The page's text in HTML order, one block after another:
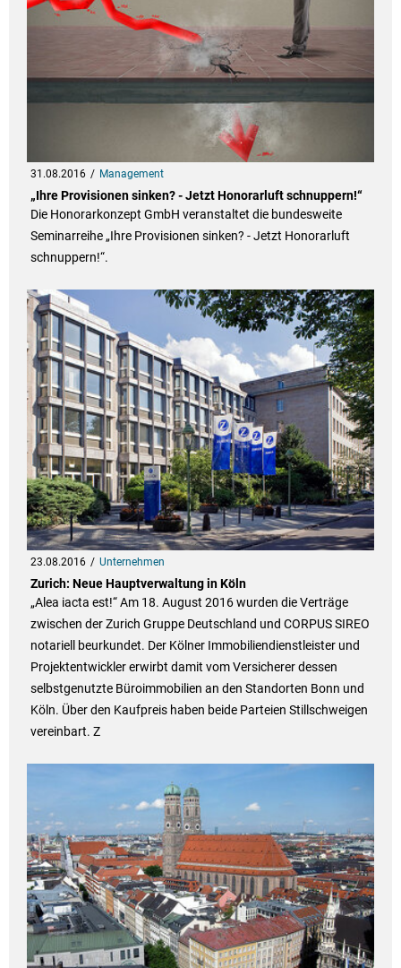
31.08.2016 Management
„Ihre Provisionen sinken? - Jetzt Honorarluft schnuppern!“
Die Honorarkonzept GmbH veranstaltet die bundesweite
Seminarreihe „Ihre Provisionen sinken? - Jetzt Honorarluft
schnuppern!“.
23.08.2016 Unternehmen
Zurich: Neue Hauptverwaltung in Köln
„Alea iacta est!“ Am 18. August 2016 wurden die Verträge
zwischen der Zurich Gruppe Deutschland und CORPUS SIREO
notariell beurkundet. Der Kölner Immobiliendienstleister und
Projektentwickler erwirbt damit vom Versicherer dessen
selbstgenutzte Büroimmobilien an den Standorten Bonn und
Köln. Über den Kaufpreis haben beide Parteien Stillschweigen
vereinbart. Z